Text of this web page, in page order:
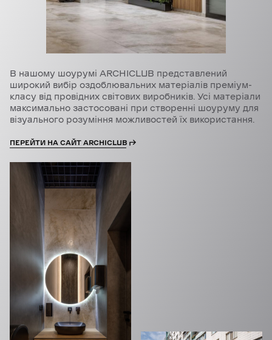
В нашому шоурумі ARCHICLUB представлений
широкий вибір оздоблювальних матеріалів преміум-
класу від провідних світових виробників. Усі матеріали
максимально застосовані при створенні шоуруму для
візуального розуміння можливостей їх використання.
ПЕРЕЙТИ НА САЙТ ARCHICLUB